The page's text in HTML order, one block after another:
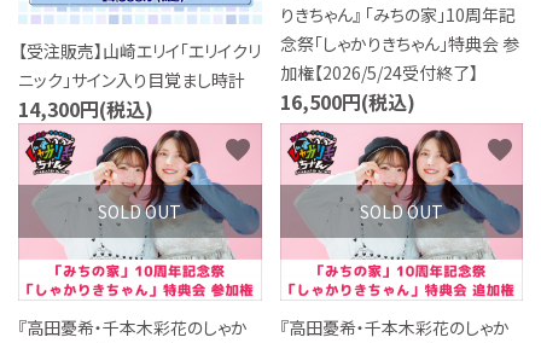
【受注販売】山崎エリイ「エリイクリ
ニック」サイン入り目覚まし時計
14,300円(税込)
りきちゃん』 「みちの家」10周年記
念祭「しゃかりきちゃん」特典会 参
加権【2026/5/24受付終了】
16,500円(税込)
SOLD OUT
『高田憂希・千本木彩花のしゃか
favorite
SOLD OUT
『高田憂希・千本木彩花のしゃか
favorite